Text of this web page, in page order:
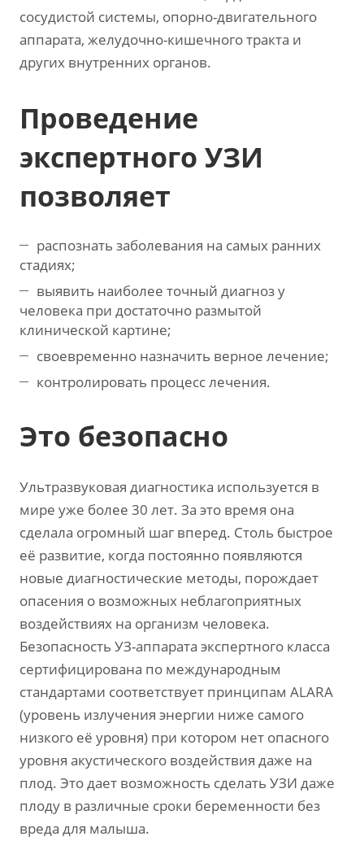
сосудистой системы, опорно-двигательного
аппарата, желудочно-кишечного тракта и
других внутренних органов.
Проведение
экспертного УЗИ
позволяет
распознать заболевания на самых ранних
стадиях;
выявить наиболее точный диагноз у
человека при достаточно размытой
клинической картине;
своевременно назначить верное лечение;
контролировать процесс лечения.
Это безопасно
Ультразвуковая диагностика используется в
мире уже более 30 лет. За это время она
сделала огромный шаг вперед. Столь быстрое
её развитие, когда постоянно появляются
новые диагностические методы, порождает
опасения о возможных неблагоприятных
воздействиях на организм человека.
Безопасность УЗ-аппарата экспертного класса
сертифицирована по международным
стандартами соответствует принципам ALARA
(уровень излучения энергии ниже самого
низкого её уровня) при котором нет опасного
уровня акустического воздействия даже на
плод. Это дает возможность сделать УЗИ даже
плоду в различные сроки беременности без
вреда для малыша.